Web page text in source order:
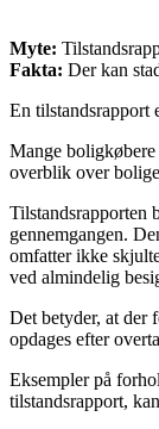
Myte:
Fakta: Der kan
En tilstandsrapport
Mange
overblik over
Tilstandsrapporten
gennemgangen.
omfatter ikke
ved almindelig
Det betyder, at der
opdages efter
Eksempler på
tilstandsrapport,